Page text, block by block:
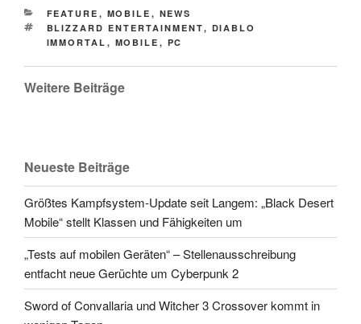
CATEGORIES
FEATURE , MOBILE , NEWS
TAGS
BLIZZARD ENTERTAINMENT, DIABLO
IMMORTAL , MOBILE , PC
Weitere Beiträge
Neueste Beiträge
Größtes Kampfsystem-Update seit Langem: „Black Desert
Mobile“ stellt Klassen und Fähigkeiten um
„Tests auf mobilen Geräten“ – Stellenausschreibung
entfacht neue Gerüchte um Cyberpunk 2
Sword of Convallaria und Witcher 3 Crossover kommt in